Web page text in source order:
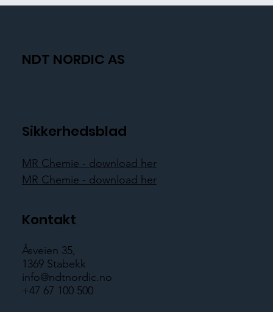
NDT NORDIC AS
Sikkerhedsblad
MR Chemie - download her
MR Chemie - download her
Kontakt
Åsveien 35,
1369 Stabekk
info@ndtnordic.no
+47 67 100 500